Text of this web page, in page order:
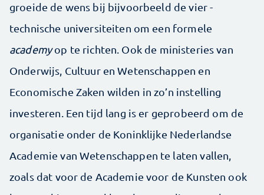
groeide de wens bij bijvoorbeeld de vier ­
technische universiteiten om een formele ­
academyop te richten. Ook de ministeries van
Onderwijs, Cultuur en Wetenschappen en
Economische Zaken wilden in zo’n instelling
investeren. Een tijd lang is er geprobeerd om de
organisatie onder de Koninklijke Nederlandse
Academie van Wetenschappen te laten vallen,
zoals dat voor de Academie voor de Kunsten ook